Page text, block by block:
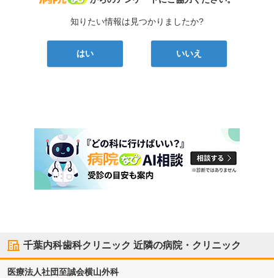
知りたい情報は見つかりましたか?
はい いいえ
千葉内科歯科クリニック 近隣の病院・クリニック
医療法人社団至誠会横山外科